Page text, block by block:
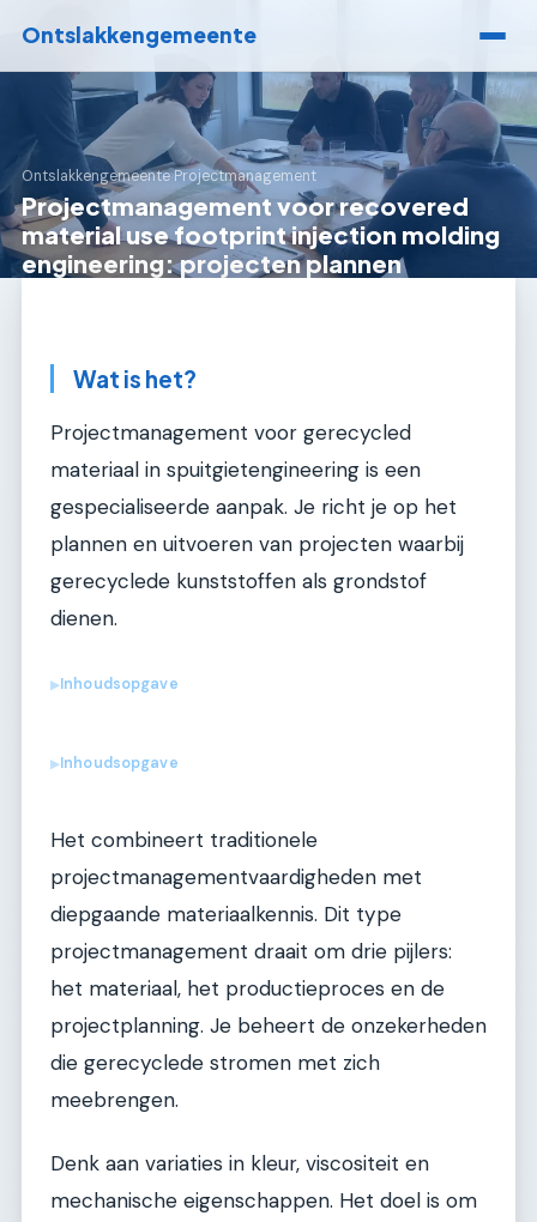
Ontslakkengemeente
Ontslakkengemeente›Projectmanagement
Projectmanagement voor recovered
material use footprint injection molding
engineering: projecten plannen
Wat is het?
Projectmanagement voor gerecycled
materiaal in spuitgietengineering is een
gespecialiseerde aanpak. Je richt je op het
plannen en uitvoeren van projecten waarbij
gerecyclede kunststoffen als grondstof
dienen.
▶Inhoudsopgave
▶Inhoudsopgave
Het combineert traditionele
projectmanagementvaardigheden met
diepgaande materiaalkennis. Dit type
projectmanagement draait om drie pijlers:
het materiaal, het productieproces en de
projectplanning. Je beheert de onzekerheden
die gerecyclede stromen met zich
meebrengen.
Denk aan variaties in kleur, viscositeit en
mechanische eigenschappen. Het doel is om